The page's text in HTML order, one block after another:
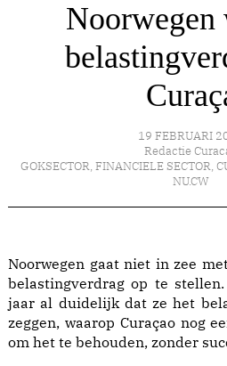
Noorwegen
19 FEBRUARI
Redactie
GOKSECTOR, FINANCIELE SECTOR,
NU.CW
Noorwegen gaat niet in zee
belastingverdrag op te
jaar al duidelijk dat ze het
zeggen, waarop Curaçao nog
om het te behouden, zonder